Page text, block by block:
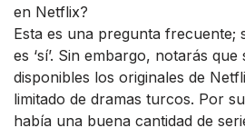
en Netflix?
Esta es una pregunta frecuente;
es ‘sí’. Sin embargo, notarás
disponibles los originales de
limitado de dramas turcos. Por
había una buena cantidad de